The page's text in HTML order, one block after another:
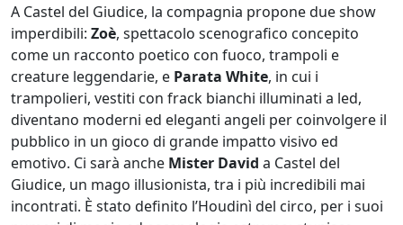
A Castel del Giudice, la compagnia propone due show
imperdibili: Zoè, spettacolo scenografico concepito
come un racconto poetico con fuoco, trampoli e
creature leggendarie, e Parata White, in cui i
trampolieri, vestiti con frack bianchi illuminati a led,
diventano moderni ed eleganti angeli per coinvolgere il
pubblico in un gioco di grande impatto visivo ed
emotivo. Ci sarà anche Mister David a Castel del
Giudice, un mago illusionista, tra i più incredibili mai
incontrati. È stato definito l’Houdinì del circo, per i suoi